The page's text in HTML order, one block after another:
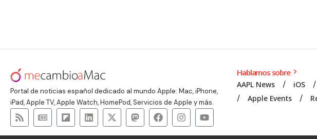
Portal de noticias español dedicado al mundo Apple: Mac, iPhone,
iPad, Apple TV, Apple Watch, HomePod, Servicios de Apple y más.
Hablamos sobre
AAPL News iOS
Apple Events